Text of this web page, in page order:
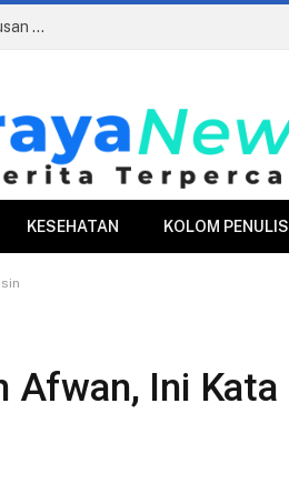
Pasar Merdeka Segera Beroperasi, PPJ Siapkan Relokasi Ratusan Pedagang dan PKL
KESEHATAN KOLOM PENULIS
Afwan, Ini Kata